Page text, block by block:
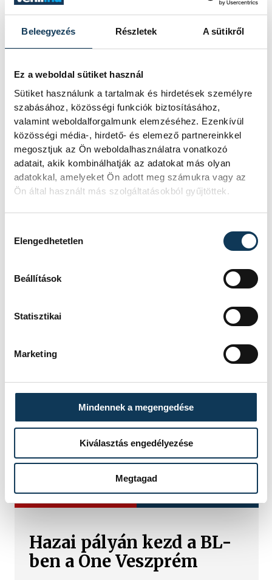
Beleegyezés Részletek A sütikről
Ez a weboldal sütiket használ
Sütiket használunk a tartalmak és hirdetések személyre
szabásához, közösségi funkciók biztosításához,
valamint weboldalforgalmunk elemzéséhez. Ezenkívül
közösségi média-, hirdető- és elemező partnereinkkel
megosztjuk az Ön weboldalhasználatra vonatkozó
adatait, akik kombinálhatják az adatokat más olyan
adatokkal, amelyeket Ön adott meg számukra vagy az
Ön által használt más szolgáltatásokból gyűjtöttek.
Elengedhetetlen
Beállítások
Statisztikai
Marketing
Mindennek a megengedése
Kiválasztás engedélyezése
Megtagad
TOVÁBBI CIKKEK
ONE VESZPRÉM HC
Hazai pályán kezd a BL-
ben a One Veszprém